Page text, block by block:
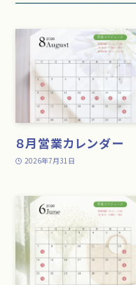
８月営業カレンダー
2026年7月31日